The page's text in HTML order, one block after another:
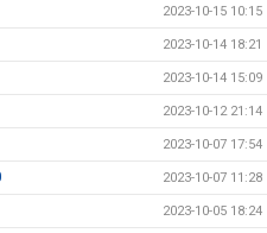
2023-10-15 10:15
2023-10-14 18:21
2023-10-14 15:09
2023-10-12 21:14
2023-10-07 17:54
2023-10-07 11:28
2023-10-05 18:24